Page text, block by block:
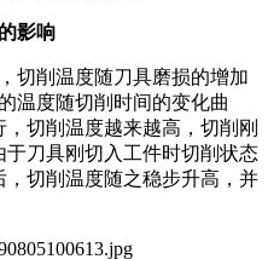
影响
切削温度随刀具磨损的增加
温度随切削时间的变化曲
切削温度越来越高，切削刚
刀具刚切入工件时切削状态
切削温度随之稳步升高，并